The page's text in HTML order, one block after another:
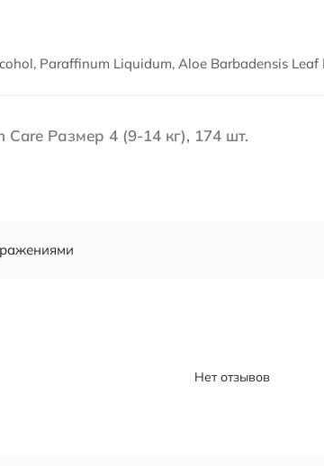
Paraffinum Liquidum, Aloe Barbadensis Leaf
Care Размер 4 (9-14 кг), 174 шт.
Нет отзывов